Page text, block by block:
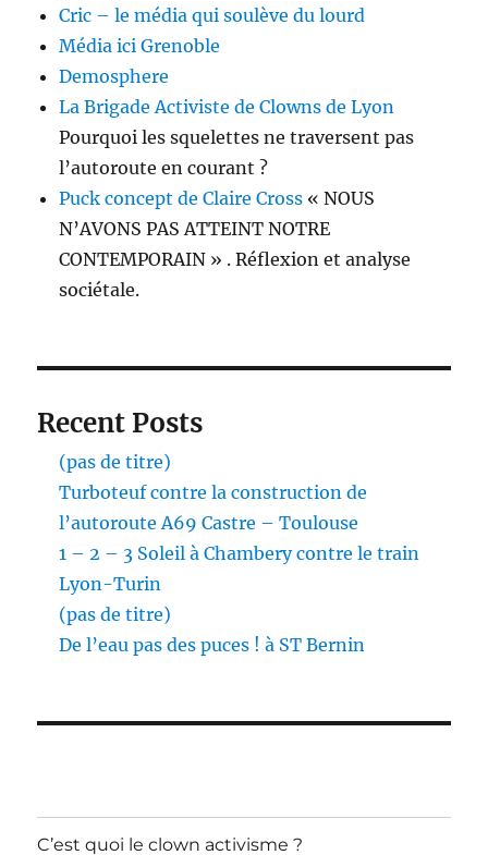
Cric – le média qui soulève du lourd
Média ici Grenoble
Demosphere
La Brigade Activiste de Clowns de Lyon
Pourquoi les squelettes ne traversent pas
l’autoroute en courant ?
Puck concept de Claire Cross « NOUS
N’AVONS PAS ATTEINT NOTRE
CONTEMPORAIN » . Réflexion et analyse
sociétale.
Recent Posts
(pas de titre)
Turboteuf contre la construction de
l’autoroute A69 Castre – Toulouse
1 – 2 – 3 Soleil à Chambery contre le train
Lyon-Turin
(pas de titre)
De l’eau pas des puces ! à ST Bernin
C’est quoi le clown activisme ?